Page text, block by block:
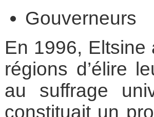
Gouverneurs
En 1996,
régions d’élire
au suffrage
constituait un